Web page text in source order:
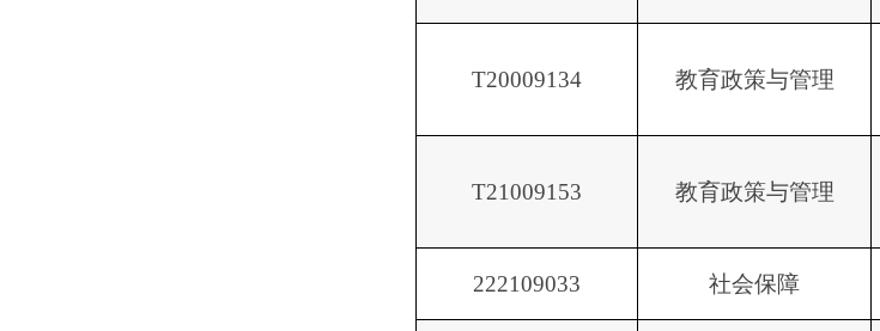
T20009134 教育政策与管理
T21009153 教育政策与管理
222109033 社会保障